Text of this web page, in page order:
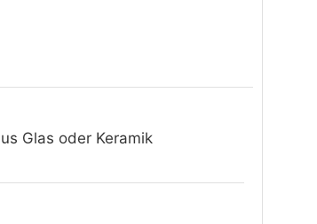
Glas oder Keramik